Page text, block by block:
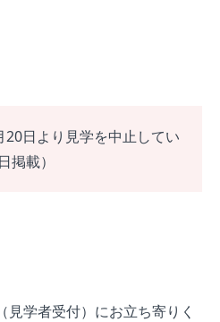
20日より見学を中止してい
掲載）
学者受付）にお立ち寄りく